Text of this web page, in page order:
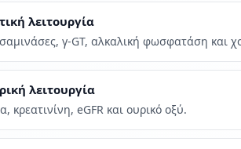
λειτουργία
γ-GT, αλκαλική φωσφατάση και
λειτουργία
κρεατινίνη, eGFR και ουρικό οξύ.